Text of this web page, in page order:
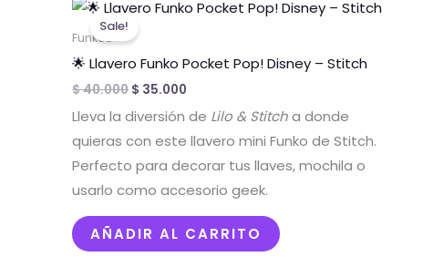
Sale!
Funkos
🌟 Llavero Funko Pocket Pop! Disney – Stitch
$40.000
price
was:
$ 35.000
price
Lleva la diversión de Lilo & Stitcha donde
quieras con este llavero mini Funko de Stitch.
Perfecto para decorar tus llaves, mochila o
usarlo como accesorio geek.
AÑADIR AL CARRITO